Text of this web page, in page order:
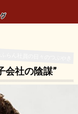
会社の陰謀”